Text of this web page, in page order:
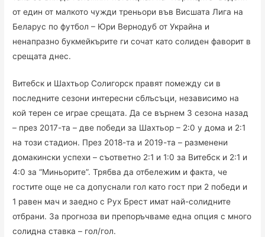
от един от малкото чужди треньори във Висшата Лига на
Беларус по футбол – Юри Вернодуб от Украйна и
ненапразно букмейкърите ги сочат като солиден фаворит в
срещата днес.
Витебск и Шахтьор Солигорск правят помежду си в
последните сезони интересни сблъсъци, независимо на
кой терен се играе срещата. Да се върнем 3 сезона назад
– през 2017-та – две победи за Шахтьор – 2:0 у дома и 2:1
на този стадион. През 2018-та и 2019-та – разменени
домакински успехи – съответно 2:1 и 1:0 за Витебск и 2:1 и
4:0 за “Миньорите”. Трябва да отбележим и факта, че
гостите още не са допуснали гол като гост при 2 победи и
1 равен мач и заедно с Рух Брест имат най-солидните
отбрани. За прогноза ви препоръчваме една опция с много
солидна ставка – гол/гол.